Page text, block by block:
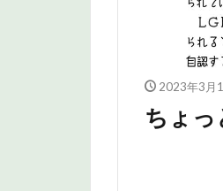
2023年3月
ちょっ